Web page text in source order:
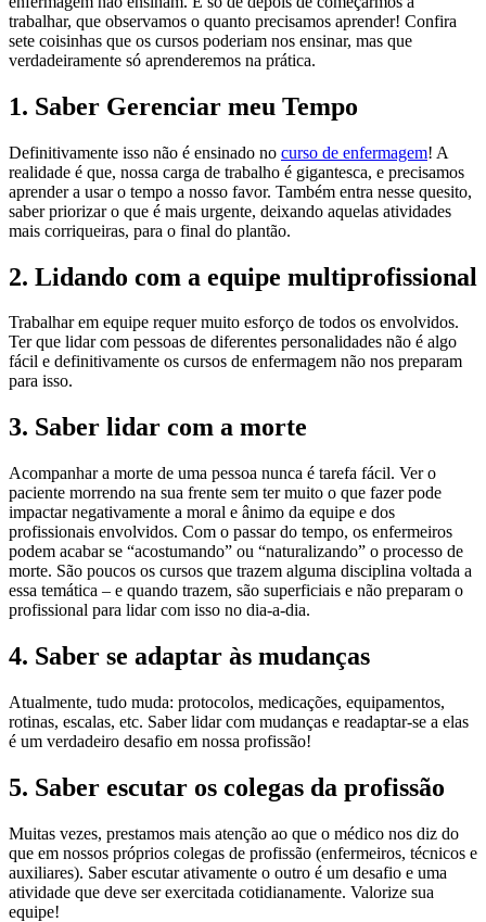
trabalhar, que observamos o quanto precisamos aprender! Confira
sete coisinhas que os cursos poderiam nos ensinar, mas que
verdadeiramente só aprenderemos na prática.
1. Saber Gerenciar meu Tempo
Definitivamente isso não é ensinado no curso de enfermagem! A
realidade é que, nossa carga de trabalho é gigantesca, e precisamos
aprender a usar o tempo a nosso favor. Também entra nesse quesito,
saber priorizar o que é mais urgente, deixando aquelas atividades
mais corriqueiras, para o final do plantão.
2. Lidando com a equipe multiprofissional
Trabalhar em equipe requer muito esforço de todos os envolvidos.
Ter que lidar com pessoas de diferentes personalidades não é algo
fácil e definitivamente os cursos de enfermagem não nos preparam
para isso.
3. Saber lidar com a morte
Acompanhar a morte de uma pessoa nunca é tarefa fácil. Ver o
paciente morrendo na sua frente sem ter muito o que fazer pode
impactar negativamente a moral e ânimo da equipe e dos
profissionais envolvidos. Com o passar do tempo, os enfermeiros
podem acabar se “acostumando” ou “naturalizando” o processo de
morte. São poucos os cursos que trazem alguma disciplina voltada a
essa temática – e quando trazem, são superficiais e não preparam o
profissional para lidar com isso no dia-a-dia.
4. Saber se adaptar às mudanças
Atualmente, tudo muda: protocolos, medicações, equipamentos,
rotinas, escalas, etc. Saber lidar com mudanças e readaptar-se a elas
é um verdadeiro desafio em nossa profissão!
5. Saber escutar os colegas da profissão
Muitas vezes, prestamos mais atenção ao que o médico nos diz do
que em nossos próprios colegas de profissão (enfermeiros, técnicos e
auxiliares). Saber escutar ativamente o outro é um desafio e uma
atividade que deve ser exercitada cotidianamente. Valorize sua
equipe!